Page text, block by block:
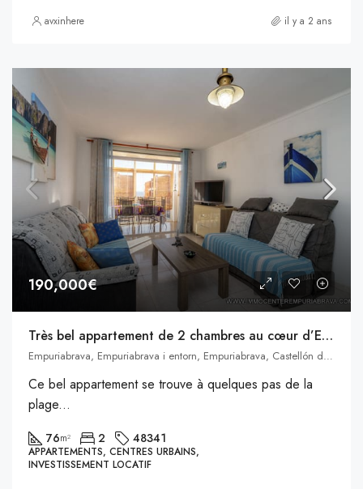
avxinhere il y a 2 ans
190,000€
Très bel appartement de 2 chambres au cœur d’Empuriabrava
Empuriabrava, Empuriabrava i entorn, Empuriabrava, Castellón de Ampurias, Alto Ampurdán, Gerona, Cataluña, 17486, España
Ce bel appartement se trouve à quelques pas de la
plage...
76m² 2 48341
APPARTEMENTS, CENTRES URBAINS,
INVESTISSEMENT LOCATIF